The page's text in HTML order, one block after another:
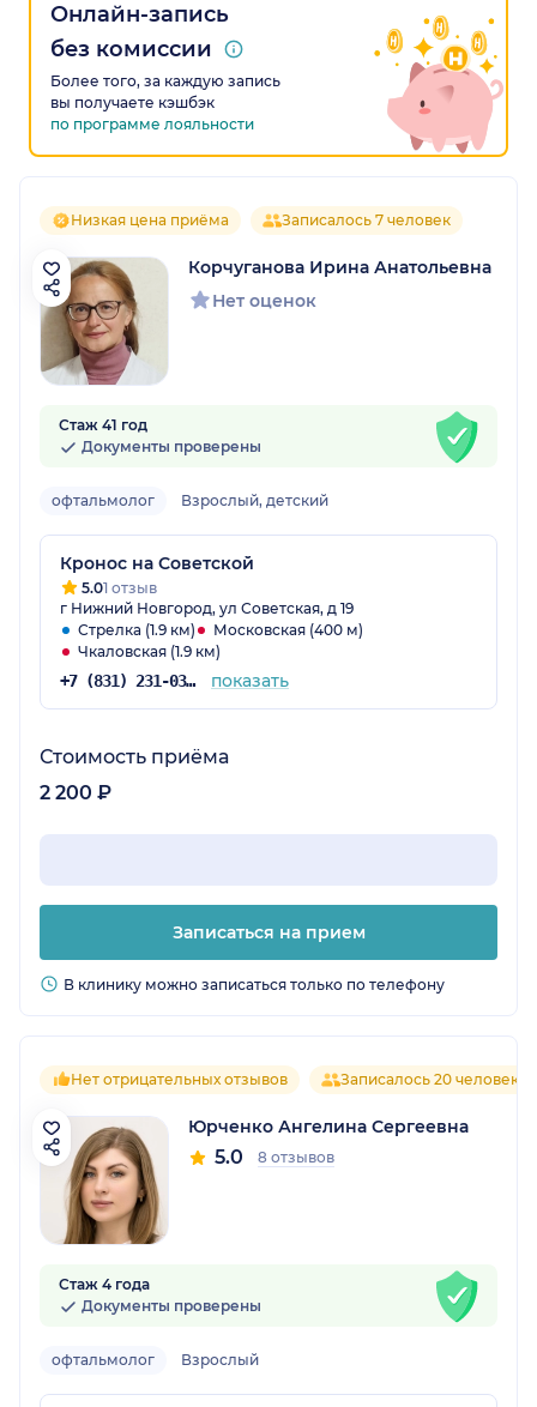
Онлайн-запись
без комиссии
Более того, за каждую запись
вы получаете кэшбэк
по программе лояльности
Низкая цена приёма Записалось 7 человек
Корчуганова Ирина Анатольевна
Нет оценок
Стаж 41 год
Документы проверены
офтальмолог Взрослый, детский
Кронос на Советской
5.01 отзыв
г Нижний Новгород, ул Советская, д 19
Стрелка (1.9 км)
Московская (400 м)
Чкаловская (1.9 км)
+7 (831) 231-03-90 показать
Стоимость приёма
2 200 ₽
Записаться на прием
В клинику можно записаться только по телефону
Нет отрицательных отзывов Записалось 20 человек
Юрченко Ангелина Сергеевна
5.0 8 отзывов
Стаж 4 года
Документы проверены
офтальмолог Взрослый